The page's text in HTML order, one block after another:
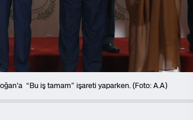
“Bu iş tamam” işareti yaparken. (Foto: A.A)